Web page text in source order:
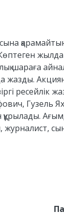
Көптеген
шараға
жазды.
Гузель
журналист,